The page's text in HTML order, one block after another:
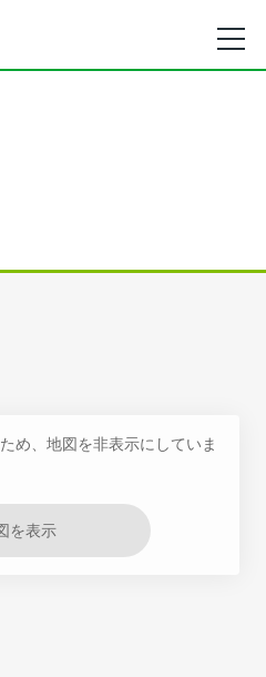
め、地図を非表示にしていま
を表示